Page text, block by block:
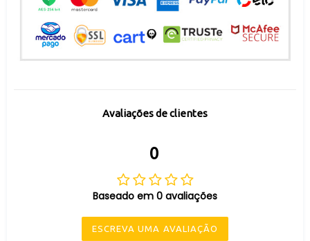
Avaliações de clientes
0
Baseado em 0 avaliações
ESCREVA UMA AVALIAÇÃO